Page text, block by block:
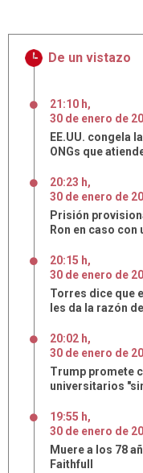
De un vistazo
21:10 h,
30 de enero de
EE.UU. congela
ONGs que
20:23 h,
30 de enero de
Prisión
Ron en caso
20:15 h,
30 de enero de
Torres dice que
les da la razón
20:02 h,
30 de enero de
Trump promete
universitarios
19:55 h,
30 de enero de
Muere a los 78
Faithfull